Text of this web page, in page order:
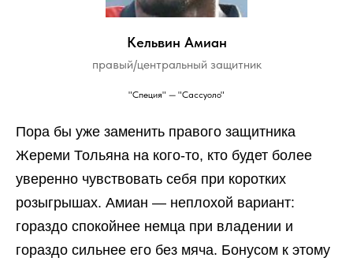
Кельвин Амиан
правый/центральный защитник
"Специя" — "Сассуоло"
Пора бы уже заменить правого защитника
Жереми Тольяна на кого-то, кто будет более
уверенно чувствовать себя при коротких
розыгрышах. Амиан — неплохой вариант:
гораздо спокойнее немца при владении и
гораздо сильнее его без мяча. Бонусом к этому